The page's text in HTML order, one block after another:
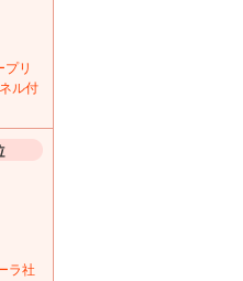
プリ
ル付
ラ社